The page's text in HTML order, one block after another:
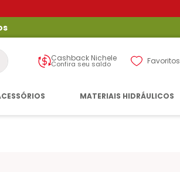
Cashback Nichele
Confira seu saldo Favoritos
MATERIAIS HIDRÁULICOS